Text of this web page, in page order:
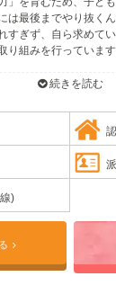
は最後までやり抜く
すぎず、自ら求めて
り組みを行っていま
しっかりと見つめ、
（2歳児～5歳児対
以上対象）あります
続きを読む
)